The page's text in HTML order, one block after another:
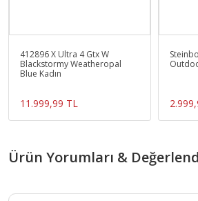
412896 X Ultra 4 Gtx W
Blackstormy Weatheropal
Blue Kadın
11.999,99 TL
Ürün Yorumları &